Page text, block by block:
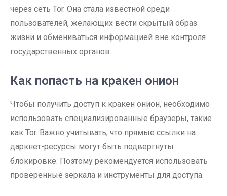
через сеть Tor. Она стала известной среди
пользователей, желающих вести скрытый образ
жизни и обмениваться информацией вне контроля
государственных органов.
Как попасть на кракен онион
Чтобы получить доступ к кракен онион, необходимо
использовать специализированные браузеры, такие
как Tor. Важно учитывать, что прямые ссылки на
даркнет-ресурсы могут быть подвергнуты
блокировке. Поэтому рекомендуется использовать
проверенные зеркала и инструменты для доступа.